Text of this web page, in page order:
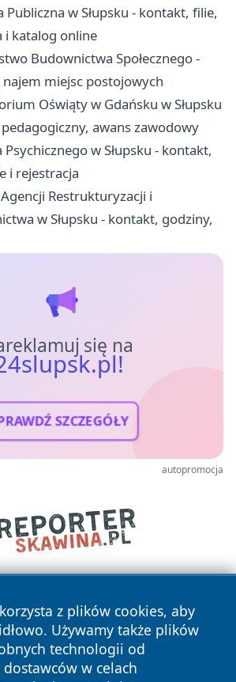
w Słupsku - kontakt, filie,
i katalog online
Budownictwa Społecznego -
miejsc postojowych
Oświąty w Gdańsku w Słupsku
awans zawodowy
w Słupsku - kontakt,
i rejestracja
Restrukturyzacji i
w Słupsku - kontakt, godziny,
się na
SZCZEGÓŁY
autopromocja
z plików cookies, aby
Używamy także plików
technologii od
w celach